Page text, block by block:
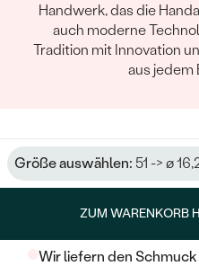
Handwerk, das die
auch moderne
Tradition mit Innovation
aus jedem
Größe auswählen: 51 -> ø
ZUM WARENKORB
Wir liefern den Schmuck